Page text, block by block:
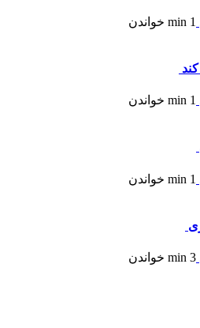
خواندن
خواندن
خواندن
خواندن